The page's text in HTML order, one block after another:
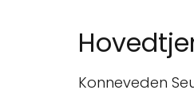
Konneveden